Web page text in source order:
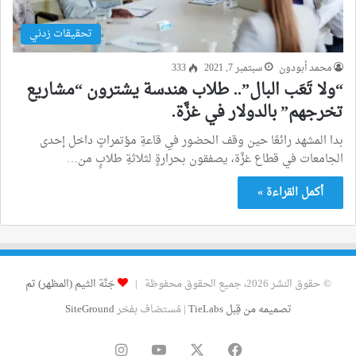
تحقيقات زدني
محمد أبودون سبتمبر 7, 2021 333
“ولا تَعَب البال”.. طلاب هندسة يشترون “مشاريع
تخرجهم” بالدولار في غزَّة.
بدا المشهد رائعًا حين وقف الحضور في قاعةِ مؤتمراتٍ داخل إحدى
الجامعات في قطاع غزَّة، يصفقون بحرارةٍ لثلاثةِ طلابٍ من…
أكمل القراءة »
© حقوق النشر 2026، جميع الحقوق محفوظة |
جَنَّة الثيم (المظهر) تم
تصميمه من قِبل TieLabs
| مُستضاف بفخرSiteGround
فيسبوك ‫YouTube